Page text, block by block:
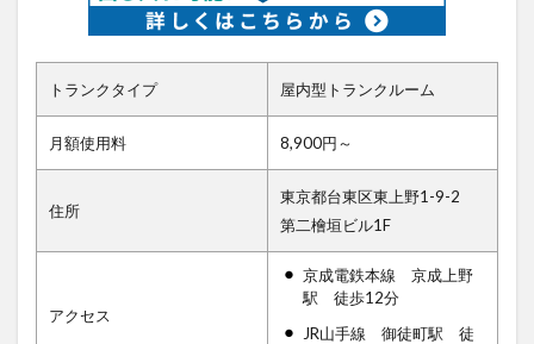
トランクタイプ 屋内型トランクルーム
月額使用料 8,900円～
住所
東京都台東区東上野1-9-2
第二檜垣ビル1F
アクセス
京成電鉄本線 京成上野
駅 徒歩12分
JR山手線 御徒町駅 徒